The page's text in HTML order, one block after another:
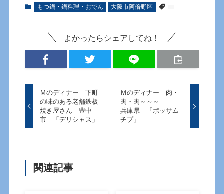
もつ鍋・鍋料理・おでん 大阪市阿倍野区
よかったらシェアしてね！
Ｍのディナー 下町
の味のある老舗鉄板
焼き屋さん 豊中
市 「デリシャス」
Ｍのディナー 肉・
肉・肉～～～
兵庫県 「ポッサム
チプ」
関連記事